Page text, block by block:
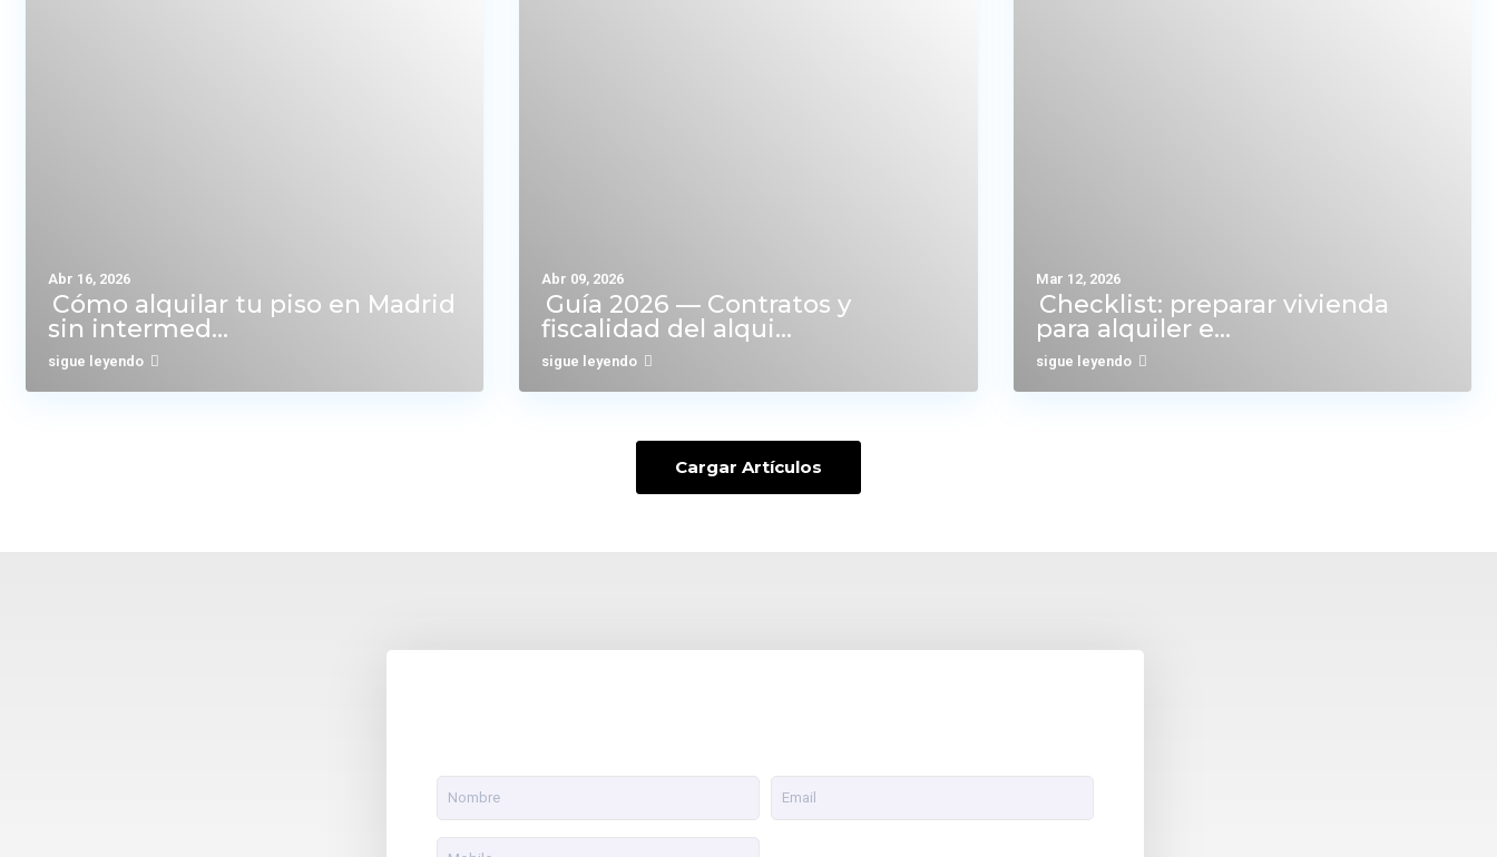
Abr 16, 2026
Cómo alquilar tu piso en Madrid
sin intermed...
sigue leyendo
Abr 09, 2026
Guía 2026 — Contratos y
fiscalidad del alqui...
sigue leyendo
Mar 12, 2026
Checklist: preparar vivienda
para alquiler e...
sigue leyendo
Cargar Artículos
Sobre Nosotros